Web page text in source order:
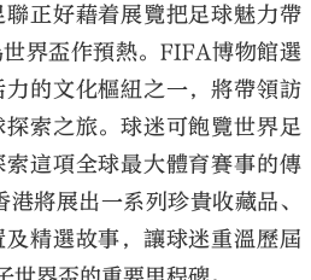
正好藉着展覽把足球魅力帶
界盃作預熱。FIFA博物館選
的文化樞紐之一，將帶領訪
索之旅。球迷可飽覽世界足
這項全球最大體育賽事的傳
將展出一系列珍貴收藏品、
精選故事，讓球迷重溫歷屆